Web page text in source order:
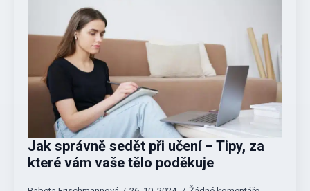
Jak správně sedět při učení – Tipy, za
které vám vaše tělo poděkuje